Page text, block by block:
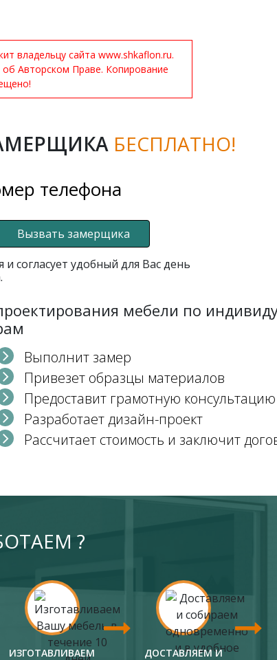
владельцу сайта www.shkaflon.ru.
Авторском Праве. Копирование
БЕСПЛАТНО!
телефона
Вызвать замерщика
согласует удобный для Вас день
мебели по
Выполнит замер
Привезет образцы материалов
Предоставит грамотную консультацию
Разработает дизайн-проект
Рассчитает стоимость и заключит
?
ИЗГОТАВЛИВАЕМ
ДОСТАВЛЯЕМ И